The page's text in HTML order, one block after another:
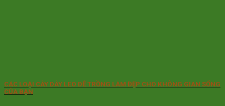
CÁC LOẠI CÂY DÂY LEO DỄ TRỒNG LÀM ĐẸP CHO KHÔNG GIAN SỐNG
CỦA BẠN